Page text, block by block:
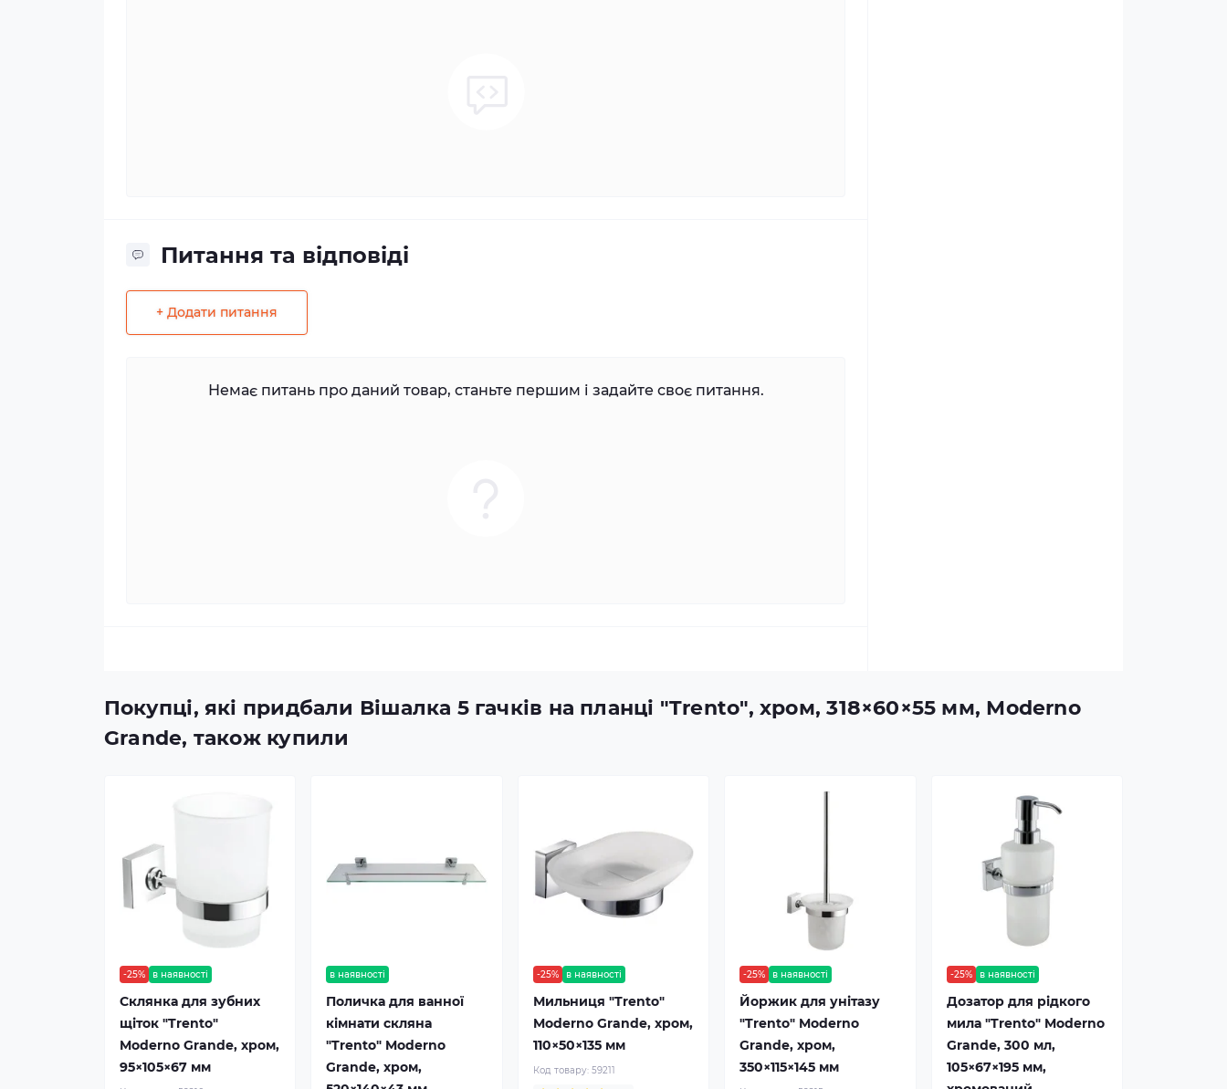
Питання та відповіді
+ Додати питання
Немає питань про даний товар, станьте першим і задайте своє питання.
Покупці, які придбали Вішалка 5 гачків на планці "Trento", хром, 318×60×55 мм, Moderno
Grande, також купили
-25% в наявності
Склянка для зубних
щіток "Trento"
Moderno Grande, хром,
95×105×67 мм
в наявності
Поличка для ванної
кімнати скляна
"Trento" Moderno
Grande, хром,
-25% в наявності
Мильниця "Trento"
Moderno Grande, хром,
110×50×135 мм
Код товару: 59211
-25% в наявності
Йоржик для унітазу
"Trento" Moderno
Grande, хром,
350×115×145 мм
-25% в наявності
Дозатор для рідкого
мила "Trento" Moderno
Grande, 300 мл,
105×67×195 мм,